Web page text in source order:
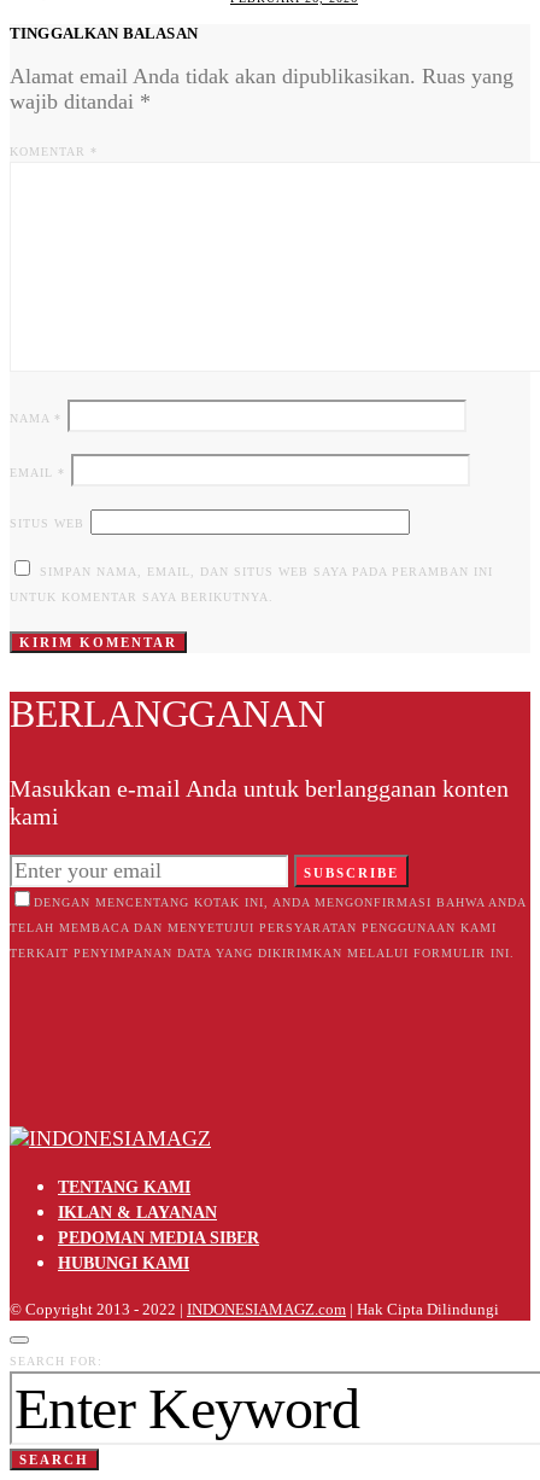
TINGGALKAN BALASAN
Alamat email Anda tidak akan dipublikasikan. Ruas yang
wajib ditandai *
KOMENTAR *
NAMA *
EMAIL *
SITUS WEB
SIMPAN NAMA, EMAIL, DAN SITUS WEB SAYA PADA PERAMBAN INI
UNTUK KOMENTAR SAYA BERIKUTNYA.
BERLANGGANAN
Masukkan e-mail Anda untuk berlangganan konten
kami
SUBSCRIBE
DENGAN MENCENTANG KOTAK INI, ANDA MENGONFIRMASI BAHWA ANDA
TELAH MEMBACA DAN MENYETUJUI PERSYARATAN PENGGUNAAN KAMI
TERKAIT PENYIMPANAN DATA YANG DIKIRIMKAN MELALUI FORMULIR INI.
TENTANG KAMI
IKLAN & LAYANAN
PEDOMAN MEDIA SIBER
HUBUNGI KAMI
© Copyright 2013 - 2022 | INDONESIAMAGZ.com | Hak Cipta Dilindungi
SEARCH FOR:
SEARCH